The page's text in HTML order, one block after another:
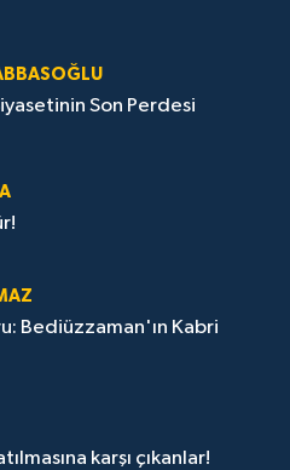
Son Perdesi
Bediüzzaman'ın Kabri
karşı çıkanlar!